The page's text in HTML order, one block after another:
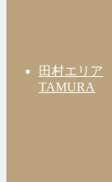
田村エリア
TAMURA